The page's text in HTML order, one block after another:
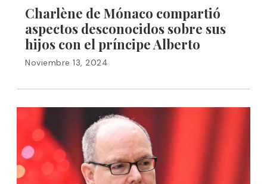
Charlène de Mónaco compartió
aspectos desconocidos sobre sus
hijos con el príncipe Alberto
Noviembre 13, 2024